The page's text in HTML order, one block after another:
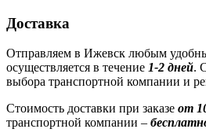
Доставка
Отправляем в Ижевск любым
осуществляется в течение 1-2 дней.
выбора транспортной компании и
Стоимость доставки при заказе от
транспортной компании –